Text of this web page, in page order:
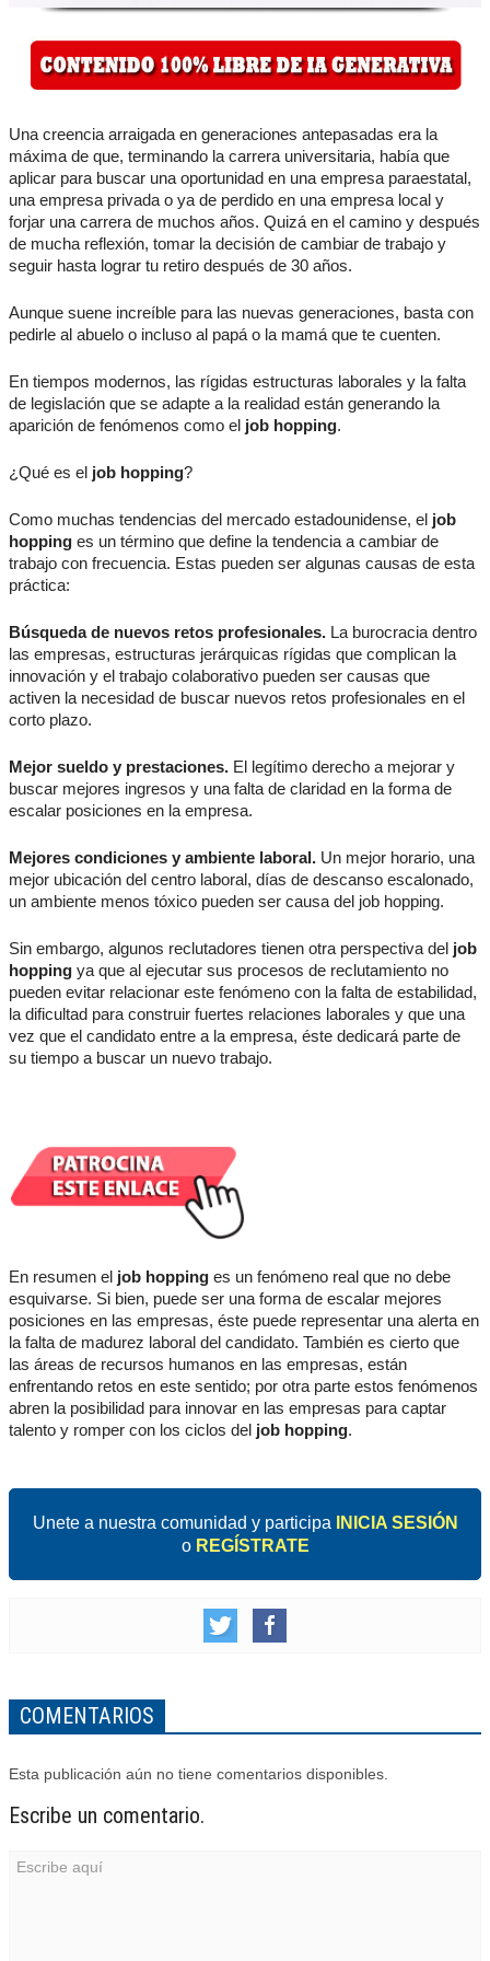
Una creencia arraigada en generaciones antepasadas era la
máxima de que, terminando la carrera universitaria, había que
aplicar para buscar una oportunidad en una empresa paraestatal,
una empresa privada o ya de perdido en una empresa local y
forjar una carrera de muchos años. Quizá en el camino y después
de mucha reflexión, tomar la decisión de cambiar de trabajo y
seguir hasta lograr tu retiro después de 30 años.
Aunque suene increíble para las nuevas generaciones, basta con
pedirle al abuelo o incluso al papá o la mamá que te cuenten.
En tiempos modernos, las rígidas estructuras laborales y la falta
de legislación que se adapte a la realidad están generando la
aparición de fenómenos como el job hopping.
¿Qué es el job hopping?
Como muchas tendencias del mercado estadounidense, el job
hopping es un término que define la tendencia a cambiar de
trabajo con frecuencia. Estas pueden ser algunas causas de esta
práctica:
Búsqueda de nuevos retos profesionales. La burocracia dentro
las empresas, estructuras jerárquicas rígidas que complican la
innovación y el trabajo colaborativo pueden ser causas que
activen la necesidad de buscar nuevos retos profesionales en el
corto plazo.
Mejor sueldo y prestaciones. El legítimo derecho a mejorar y
buscar mejores ingresos y una falta de claridad en la forma de
escalar posiciones en la empresa.
Mejores condiciones y ambiente laboral. Un mejor horario, una
mejor ubicación del centro laboral, días de descanso escalonado,
un ambiente menos tóxico pueden ser causa del job hopping.
Sin embargo, algunos reclutadores tienen otra perspectiva del job
hopping ya que al ejecutar sus procesos de reclutamiento no
pueden evitar relacionar este fenómeno con la falta de estabilidad,
la dificultad para construir fuertes relaciones laborales y que una
vez que el candidato entre a la empresa, éste dedicará parte de
su tiempo a buscar un nuevo trabajo.
En resumen el job hopping es un fenómeno real que no debe
esquivarse. Si bien, puede ser una forma de escalar mejores
posiciones en las empresas, éste puede representar una alerta en
la falta de madurez laboral del candidato. También es cierto que
las áreas de recursos humanos en las empresas, están
enfrentando retos en este sentido; por otra parte estos fenómenos
abren la posibilidad para innovar en las empresas para captar
talento y romper con los ciclos del job hopping.
Unete a nuestra comunidad y participa
INICIA SESIÓN
o REGÍSTRATE
COMENTARIOS
Esta publicación aún no tiene comentarios disponibles.
Escribe un comentario.